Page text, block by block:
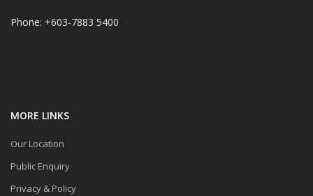
Phone: +603-7883 5400
MORE LINKS
Our Location
Public Enquiry
Privacy & Policy